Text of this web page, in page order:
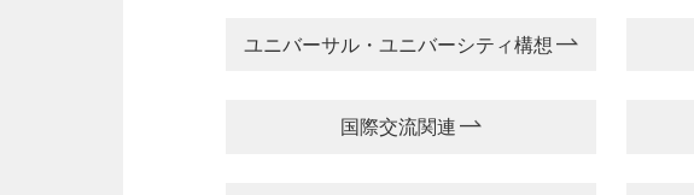
ユニバーサル・ユニバーシティ構想
国際交流関連